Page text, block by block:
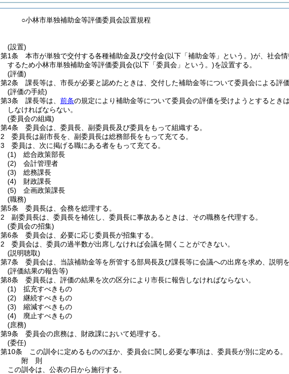
○小林市単独補助金等評価委員会設置規程
(設置)
第1条
本市が単独で交付する各種補助金及び交付金(以下「補助金等」という。)が、社会
するため小林市単独補助金等評価委員会(以下「委員会」という。)を設置する。
(評価)
第2条
課長等は、市長が必要と認めたときは、交付した補助金等について委員会による評
(評価の手続)
第3条
課長等は、 前条の規定により補助金等について委員会の評価を受けようとするとき
しなければならない。
(委員会の組織)
第4条
委員会は、委員長、副委員長及び委員をもって組織する。
2
委員長は副市長を、副委員長は総務部長をもって充てる。
3
委員は、次に掲げる職にある者をもって充てる。
(1)
総合政策部長
(2)
会計管理者
(3)
総務課長
(4)
財政課長
(5)
企画政策課長
(職務)
第5条
委員長は、会務を総理する。
2
副委員長は、委員長を補佐し、委員長に事故あるときは、その職務を代理する。
(委員会の招集)
第6条
委員会は、必要に応じ委員長が招集する。
2
委員会は、委員の過半数が出席しなければ会議を開くことができない。
(説明聴取)
第7条
委員会は、当該補助金等を所管する部局長及び課長等に会議への出席を求め、説明
(評価結果の報告等)
第8条
委員長は、評価の結果を次の区分により市長に報告しなければならない。
(1)
拡充すべきもの
(2)
継続すべきもの
(3)
縮減すべきもの
(4)
廃止すべきもの
(庶務)
第9条
委員会の庶務は、財政課において処理する。
(委任)
第10条
この訓令に定めるもののほか、委員会に関し必要な事項は、委員長が別に定める。
附 則
この訓令は、公表の日から施行する。